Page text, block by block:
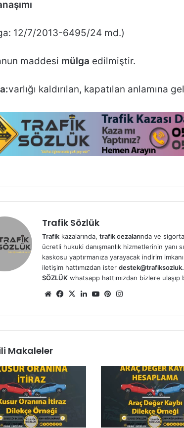
12/7/2013-6495/24 md.)
maddesi mülga edilmiştir.
varlığı kaldırılan, kapatılan anlamına
Trafik Sözlük
Trafik kazalarında, trafik cezalarında ve
ücretli hukuki danışmanlık hizmetlerinin
kaskosu yaptırmanıza yarayacak indirim
iletişim hattımızdan ister
SÖZLÜK whatsapp hattımızdan bizlere ulaşıp
We
sit
esi
Fa
bo
ok
X
Lin
dIn
Yo
ub
e
Pin
est ra
m
Makaleler